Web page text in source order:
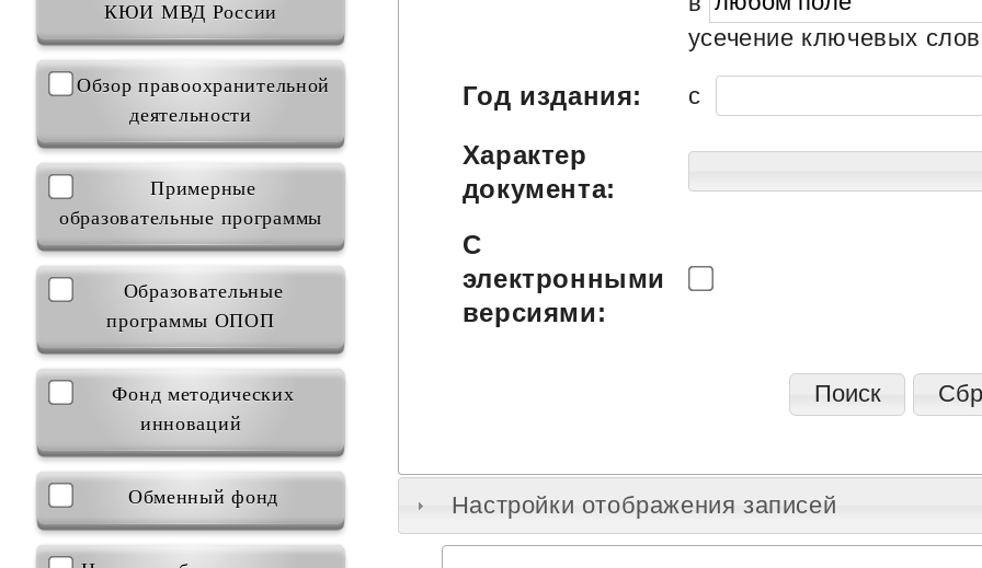
КЮИ МВД России
Обзор правоохранительной
деятельности
Примерные
образовательные программы
Образовательные
программы ОПОП
Фонд методических
инноваций
Обменный фонд
усечение ключевых слов
Год издания: c
Характер
документа:
С
электронными
версиями:
Настройки отображения записей